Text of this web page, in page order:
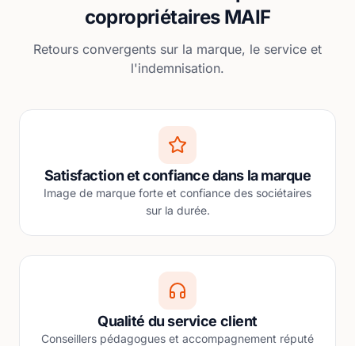
copropriétaires MAIF
Retours convergents sur la marque, le service et
l'indemnisation.
Satisfaction et confiance dans la marque
Image de marque forte et confiance des sociétaires
sur la durée.
Qualité du service client
Conseillers pédagogues et accompagnement réputé